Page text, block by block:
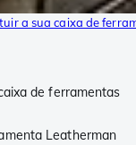
de ferramentas
Leatherman
a sua caixa de